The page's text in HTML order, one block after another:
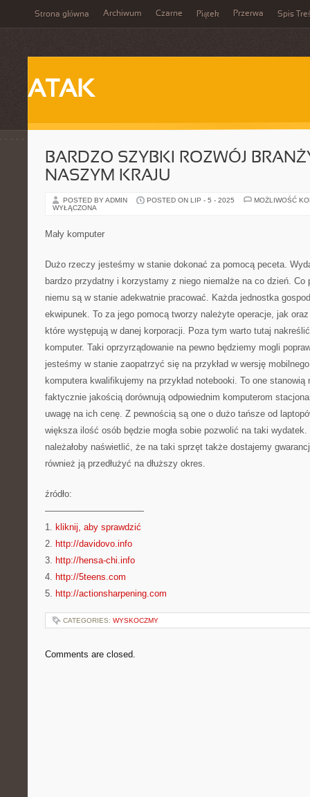
Strona główna Archiwum Czarne Piątek Przerwa Spis
ATAK
BARDZO SZYBKI ROZWÓJ
NASZYM KRAJU
POSTED BY ADMIN POSTED ON LIP - 5 - 2025
MOŻLIWOŚĆ
WYŁĄCZONA
Mały komputer
Dużo rzeczy jesteśmy w stanie dokonać za pomocą peceta.
bardzo przydatny i korzystamy z niego niemalże na co dzień.
niemu są w stanie adekwatnie pracować. Każda jednostka
ekwipunek. To za jego pomocą tworzy należyte operacje, jak
które występują w danej korporacji. Poza tym warto tutaj
komputer. Taki oprzyrządowanie na pewno będziemy mogli
jesteśmy w stanie zaopatrzyć się na przykład w wersję
komputera kwalifikujemy na przykład notebooki. To one
faktycznie jakością dorównują odpowiednim komputerom
uwagę na ich cenę. Z pewnością są one o dużo tańsze od
większa ilość osób będzie mogła sobie pozwolić na taki
należałoby naświetlić, że na taki sprzęt także dostajemy
również ją przedłużyć na dłuższy okres.
źródło:
———————————
1. kliknij, aby sprawdzić
2. http://davidovo.info
3. http://hensa-chi.info
4. http://5teens.com
5. http://actionsharpening.com
CATEGORIES: WYSKOCZMY
Comments are closed.